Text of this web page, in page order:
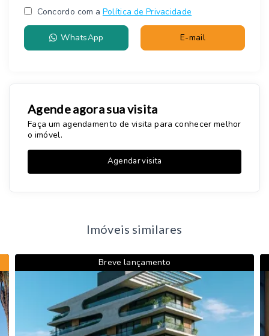
Concordo com a Política de Privacidade
WhatsApp E-mail
Agende agora sua visita
Faça um agendamento de visita para conhecer melhor
o imóvel.
Agendar visita
Imóveis similares
Breve lançamento